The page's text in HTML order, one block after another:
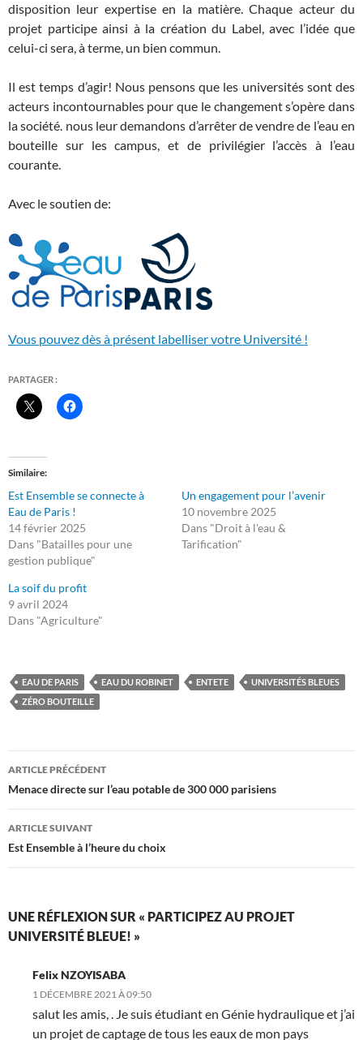
disposition leur expertise en la matière. Chaque acteur du
projet participe ainsi à la création du Label, avec l’idée que
celui-ci sera, à terme, un bien commun.
Il est temps d’agir! Nous pensons que les universités sont des
acteurs incontournables pour que le changement s’opère dans
la société. nous leur demandons d’arrêter de vendre de l’eau en
bouteille sur les campus, et de privilégier l’accès à l’eau
courante.
Avec le soutien de:
Vous pouvez dès à présent labelliser votre Université !
PARTAGER :
Similaire
Est Ensemble se connecte à
Eau de Paris !
14 février 2025
Dans "Batailles pour une
gestion publique"
Un engagement pour l’avenir
10 novembre 2025
Dans "Droit à l'eau &
Tarification"
La soif du profit
9 avril 2024
Dans "Agriculture"
EAU DE PARIS EAU DU ROBINET ENTETE
UNIVERSITÉS BLEUES
ZÉRO BOUTEILLE
Navigation
des
articles
ARTICLE PRÉCÉDENT
Menace directe sur l’eau potable de 300 000 parisiens
ARTICLE SUIVANT
Est Ensemble à l’heure du choix
UNE RÉFLEXION SUR « PARTICIPEZ AU PROJET
UNIVERSITÉ BLEUE! »
Felix NZOYISABA
1 DÉCEMBRE 2021 À 09:50
salut les amis, . Je suis étudiant en Génie hydraulique et j’ai
un projet de captage de tous les eaux de mon pays